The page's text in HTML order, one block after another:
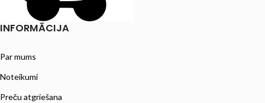
INFORMĀCIJA
Par mums
Noteikumi
Preču atgriešana